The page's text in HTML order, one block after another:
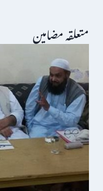
متعلقہ مضامین